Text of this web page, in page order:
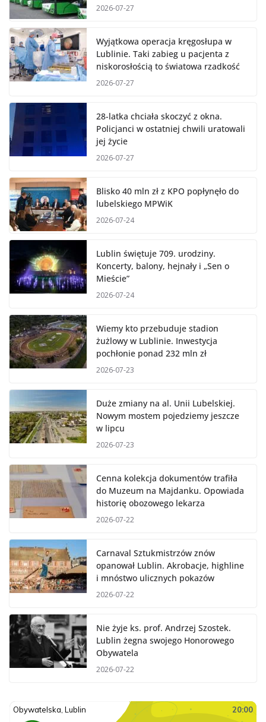
2026-07-27
Wyjątkowa operacja kręgosłupa w
Lublinie. Taki zabieg u pacjenta z
niskorosłością to światowa rzadkość
2026-07-27
28-latka chciała skoczyć z okna.
Policjanci w ostatniej chwili uratowali
jej życie
2026-07-27
Blisko 40 mln zł z KPO popłynęło do
lubelskiego MPWiK
2026-07-24
Lublin świętuje 709. urodziny.
Koncerty, balony, hejnały i „Sen o
Mieście”
2026-07-24
Wiemy kto przebuduje stadion
żużlowy w Lublinie. Inwestycja
pochłonie ponad 232 mln zł
2026-07-23
Duże zmiany na al. Unii Lubelskiej.
Nowym mostem pojedziemy jeszcze
w lipcu
2026-07-23
Cenna kolekcja dokumentów trafiła
do Muzeum na Majdanku. Opowiada
historię obozowego lekarza
2026-07-22
Carnaval Sztukmistrzów znów
opanował Lublin. Akrobacje, highline
i mnóstwo ulicznych pokazów
2026-07-22
Nie żyje ks. prof. Andrzej Szostek.
Lublin żegna swojego Honorowego
Obywatela
2026-07-22